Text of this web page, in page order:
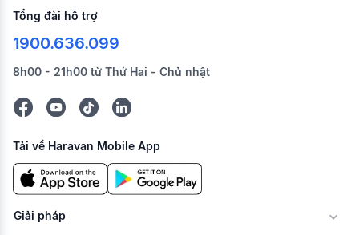
Tổng đài hỗ trợ
1900.636.099
8h00 - 21h00 từ Thứ Hai - Chủ nhật
Tải về Haravan Mobile App
Giải pháp